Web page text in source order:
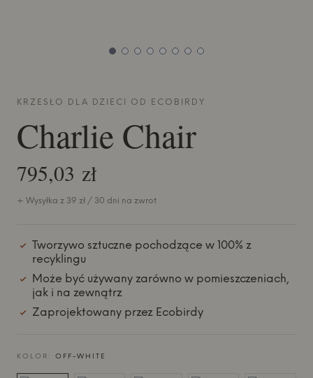
KRZESŁO DLA DZIECI OD ECOBIRDY
Charlie Chair
795,03 zł
+ Wysyłka z 39 zł / 30 dni na zwrot
Tworzywo sztuczne pochodzące w 100% z
recyklingu
Może być używany zarówno w pomieszczeniach,
jak i na zewnątrz
Zaprojektowany przez Ecobirdy
KOLOR: OFF-WHITE